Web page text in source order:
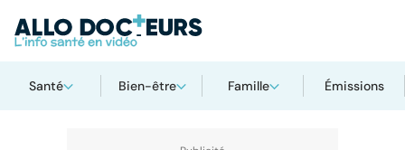
Santé Bien-être Famille Émissions